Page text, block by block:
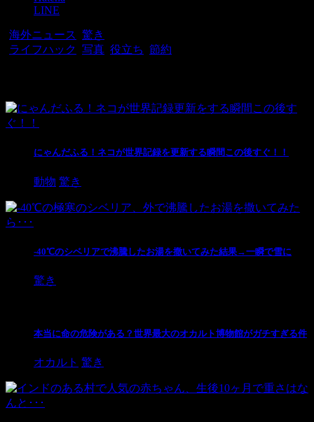
LINE
海外ニュース 驚き
ライフハック 写真 役立ち 節約
にゃんだふる！ネコが世界記録を更新する瞬間この後すぐ！！
動物 驚き
-40℃のシベリアで沸騰したお湯を撒いてみた結果→一瞬で雪に
驚き
本当に命の危険がある？世界最大のオカルト博物館がガチすぎる件
オカルト 驚き